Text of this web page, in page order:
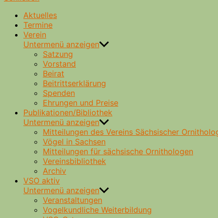
Aktuelles
Termine
Verein
Untermenü anzeigen
Satzung
Vorstand
Beirat
Beitrittserklärung
Spenden
Ehrungen und Preise
Publikationen/Bibliothek
Untermenü anzeigen
Mitteilungen des Vereins Sächsischer
Vögel in Sachsen
Mitteilungen für sächsische Ornithologen
Vereinsbibliothek
Archiv
VSO aktiv
Untermenü anzeigen
Veranstaltungen
Vogelkundliche Weiterbildung